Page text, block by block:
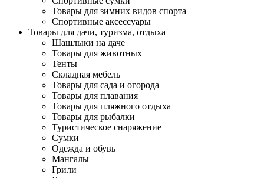
Товары для зимних видов спорта
Спортивные аксессуары
Товары для дачи, туризма, отдыха
Шашлыки на даче
Товары для животных
Тенты
Складная мебель
Товары для сада и огорода
Товары для плавания
Товары для пляжного отдыха
Товары для рыбалки
Туристическое снаряжение
Сумки
Одежда и обувь
Мангалы
Грили